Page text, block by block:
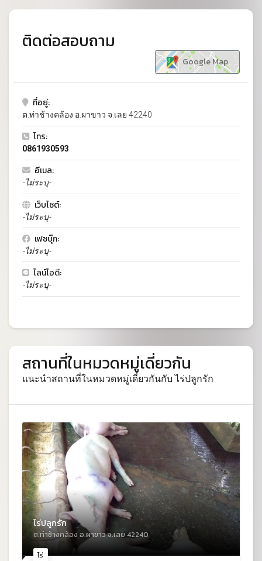
ติดต่อสอบถาม
Google Map
ที่อยู่:
ต.ท่าช้างคล้อง อ.ผาขาว จ.เลย 42240
โทร:
0861930593
อีเมล:
-ไม่ระบุ-
เว็บไซต์:
-ไม่ระบุ-
เฟซบุ๊ก:
-ไม่ระบุ-
ไลน์ไอดี:
-ไม่ระบุ-
สถานที่ในหมวดหมู่เดี่ยวกัน
แนะนำสถานที่ในหมวดหมู่เดี่ยวกันกับ ไร่ปลูกรัก
ไร่
ไร่ปลูกรัก
ต.ท่าช้างคล้อง อ.ผาขาว จ.เลย 42240